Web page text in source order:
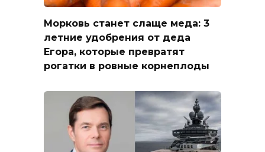
Морковь станет слаще меда: 3
летние удобрения от деда
Егора, которые превратят
рогатки в ровные корнеплоды